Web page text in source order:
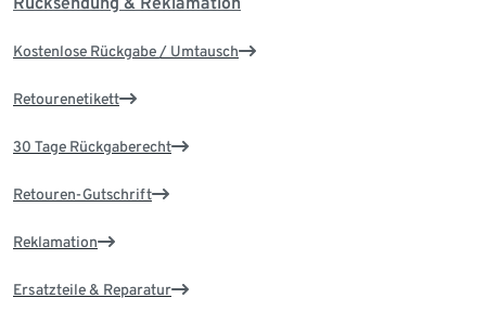
Kostenlose Rückgabe / Umtausch
Retourenetikett
30 Tage Rückgaberecht
Retouren-Gutschrift
Reklamation
Ersatzteile & Reparatur